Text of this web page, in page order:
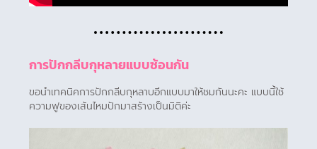
การปักกลีบกุหลายแบบซ้อนกัน
ขอนำเทคนิคการปักกลีบกุหลาบอีกแบบมาให้ชมกันนะคะ แบบนี้ใช้
ความฟูของเส้นไหมปักมาสร้างเป็นมิติค่ะ